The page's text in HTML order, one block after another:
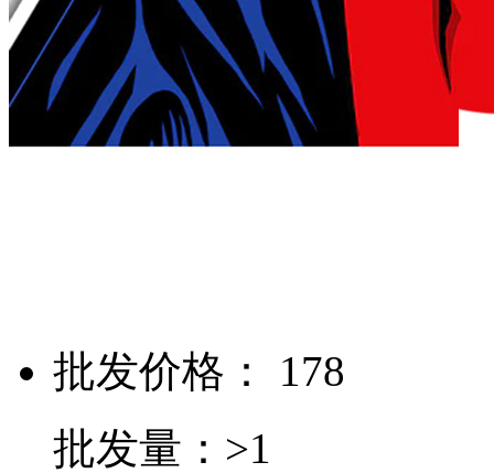
批发价格： 178
批发量：>1